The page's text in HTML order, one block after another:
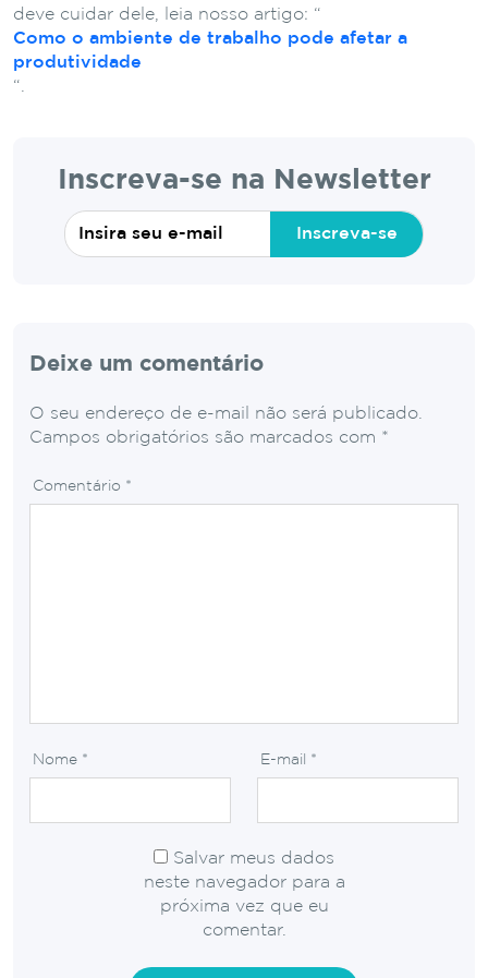
deve cuidar dele, leia nosso artigo: “
Como o ambiente de trabalho pode afetar a
produtividade
“.
Inscreva-se na Newsletter
Inscreva-se
Deixe um comentário
O seu endereço de e-mail não será publicado.
Campos obrigatórios são marcados com *
Comentário *
Nome * E-mail *
Salvar meus dados
neste navegador para a
próxima vez que eu
comentar.